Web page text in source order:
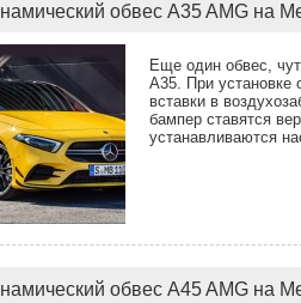
обвес A35 AMG на
Еще один обвес,
A35. При
вставки в
бампер ставятся
устанавливаются
обвес A45 AMG на